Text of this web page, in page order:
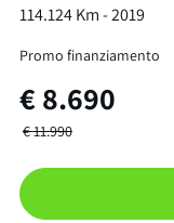
114.124Km -2019
Promo finanziamento
€8.690
€11.990